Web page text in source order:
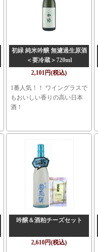
初緑 純米吟醸 無濾過生原酒
＜要冷蔵＞720ml
2,101円(税込)
1番人気！！ ワイングラスで
もおいしい香りの高い日本
酒！
吟醸＆酒粕チーズセット
2,610円(税込)